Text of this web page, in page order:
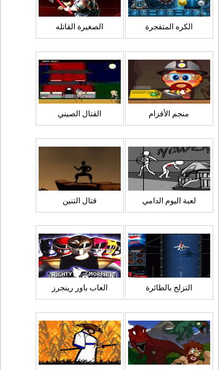
الكره المتفجرة الصغيرة القاتله
منجم الأقزام القتال الصيني
لعبة اليوم الدامي قتال التنين
التزلج بالطائرة العاب باور رينجرز